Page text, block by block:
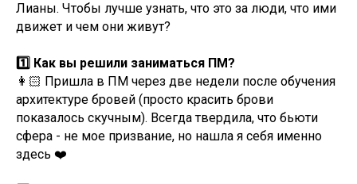
Лианы. Чтобы лучше узнать, что это за люди, что ими
движет и чем они живут?
1️⃣ Как вы решили заниматься ПМ?
👩🏻 Пришла в ПМ через две недели после обучения
архитектуре бровей (просто красить брови
показалось скучным). Всегда твердила, что бьюти
сфера - не мое призвание, но нашла я себя именно
здесь ❤️